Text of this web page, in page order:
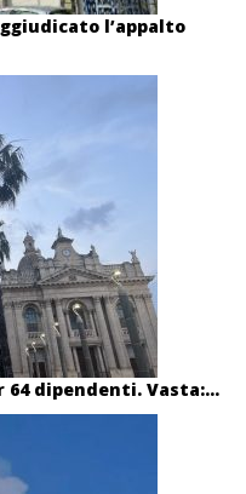
l’appalto
dipendenti. Vasta:...